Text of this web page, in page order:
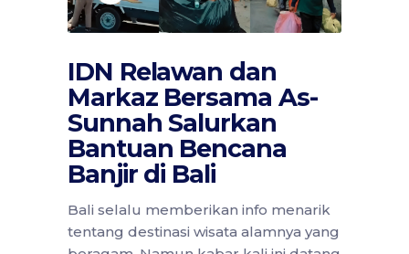
IDN Relawan dan
Markaz Bersama As-
Sunnah Salurkan
Bantuan Bencana
Banjir di Bali
Bali selalu memberikan info menarik
tentang destinasi wisata alamnya yang